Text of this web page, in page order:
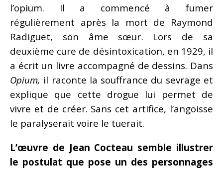
l’opium. Il a commencé à fumer
régulièrement après la mort de Raymond
Radiguet, son âme sœur. Lors de sa
deuxième cure de désintoxication, en 1929, il
a écrit un livre accompagné de dessins. Dans
Opium, il raconte la souffrance du sevrage et
explique que cette drogue lui permet de
vivre et de créer. Sans cet artifice, l’angoisse
le paralyserait voire le tuerait.
L’œuvre de Jean Cocteau semble illustrer
le postulat que pose un des personnages